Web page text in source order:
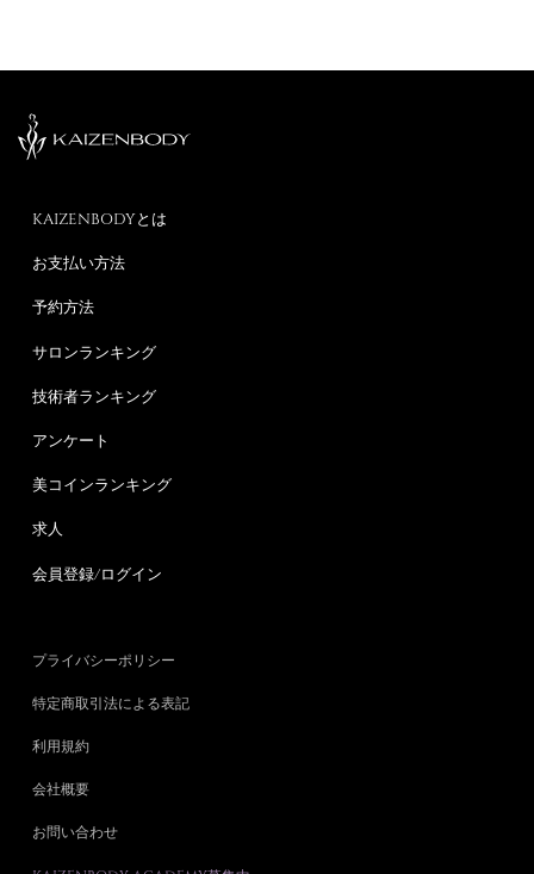
KAIZENBODYとは
お支払い方法
予約方法
サロンランキング
技術者ランキング
アンケート
美コインランキング
求人
会員登録/ログイン
プライバシーポリシー
特定商取引法による表記
利用規約
会社概要
お問い合わせ